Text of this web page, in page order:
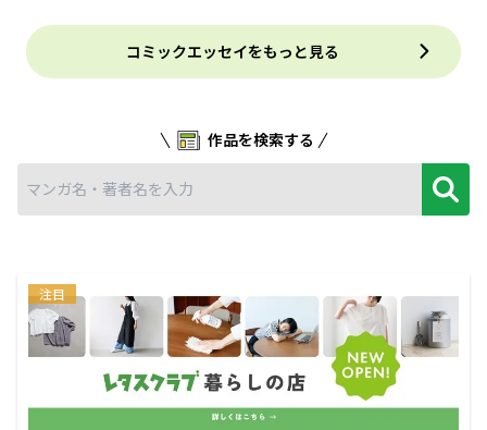
コミックエッセイをもっと見る
作品を検索する
注目